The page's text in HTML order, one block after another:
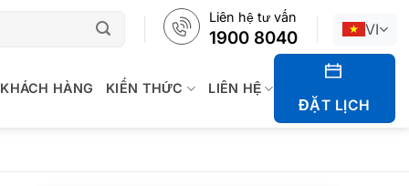
Liên hệ tư vấn
1900 8040 VI
KHÁCH HÀNG KIẾN THỨC LIÊN HỆ
ĐẶT LỊCH